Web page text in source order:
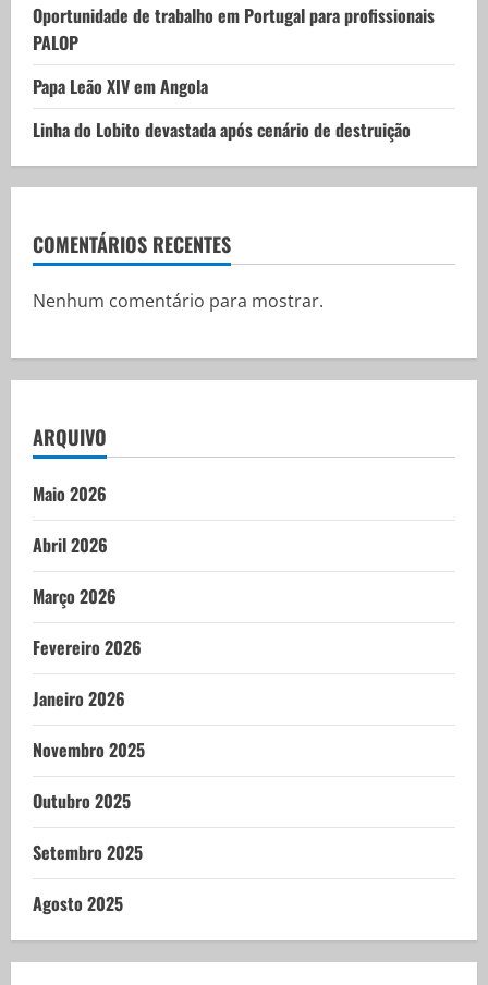
Oportunidade de trabalho em Portugal para profissionais
PALOP
Papa Leão XIV em Angola
Linha do Lobito devastada após cenário de destruição
COMENTÁRIOS RECENTES
Nenhum comentário para mostrar.
ARQUIVO
Maio 2026
Abril 2026
Março 2026
Fevereiro 2026
Janeiro 2026
Novembro 2025
Outubro 2025
Setembro 2025
Agosto 2025